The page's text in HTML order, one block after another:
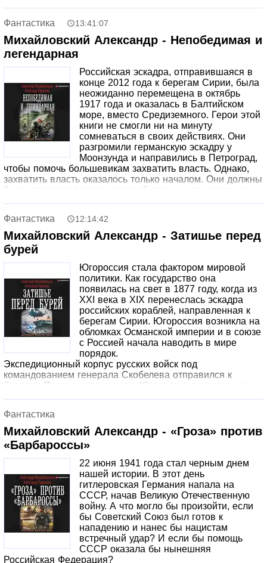
которая сделала все, чтобы не дать Югороссии и
Российской империи воспользоваться плодами победы в
русско-турецкой войне 1877 года.
Но две России – новая и старая – не намерены прощать
обиды. Экспедиционный корпус русских войск под
командованием генерала Скобелева отправился к
берегам Персидского залива, а Югороссия подготовила
восстание в Ирландии. Побежденные же в Гражданской
войне конфедераты собираются взять реванш за
поражение. Весь мир замер в ожидании событий,
которые изменят течение истории.
Фантастика 13:41:07
Михайловский Александр - Непобедимая и
легендарная
Российская эскадра, отправившаяся в
конце 2012 года к берегам Сирии, была
неожиданно перемещена в октябрь
1917 года и оказалась в Балтийском
море, вместо Средиземного. Герои этой
книги не смогли ни на минуту
сомневаться в своих действиях. Они
разгромили германскую эскадру у
Моонзунда и направились в Петроград,
чтобы помочь большевикам захватить власть. Однако,
захватить власть оказалось только началом. Они должны
были привести порядок в своей стране, что оказалось
империи, которая раскололась на отдельные
псевдогосударства. Они также должны были
справляться с враждебными внешними силами, которым
новая Россия не была нужна. Но, как сказал Иосиф
Сталин, "Нет таких крепостей на свете, которые не
смогли бы взять большевики"...
Фантастика 12:14:42
Михайловский Александр - Затишье перед
бурей
Югороссия стала фактором мировой
политики. Как государство она
появилась на свет в 1877 году, когда из
XXI века в XIX перенеслась эскадра
российских кораблей, направленная к
берегам Сирии. Югороссия возникла на
обломках Османской империи и в союзе
с Россией начала наводить в мире
порядок.
Экспедиционный корпус русских войск под
командованием генерала Скобелева отправился к
берегам Персидского залива. Югороссия подготовила
поражение.
Фантастика
Михайловский Александр - «Гроза» против
«Барбароссы»
22 июня 1941 года стал черным днем
нашей истории. В этот день
гитлеровская Германия напала на
СССР, начав Великую Отечественную
войну. А что могло бы произойти, если
бы Советский Союз был готов к
нападению и нанес бы нацистам
встречный удар? И если бы помощь
СССР оказала бы нынешняя
Российская Федерация?